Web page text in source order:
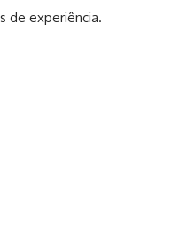
de experiência.